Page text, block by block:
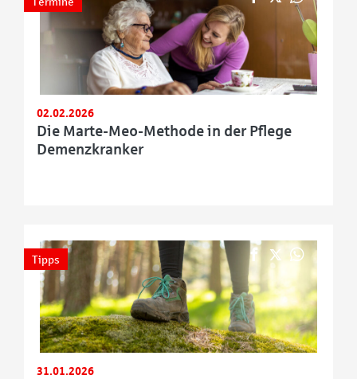
02.02.2026
Die Marte-Meo-Methode in der Pflege
Demenzkranker
Tipps
31.01.2026